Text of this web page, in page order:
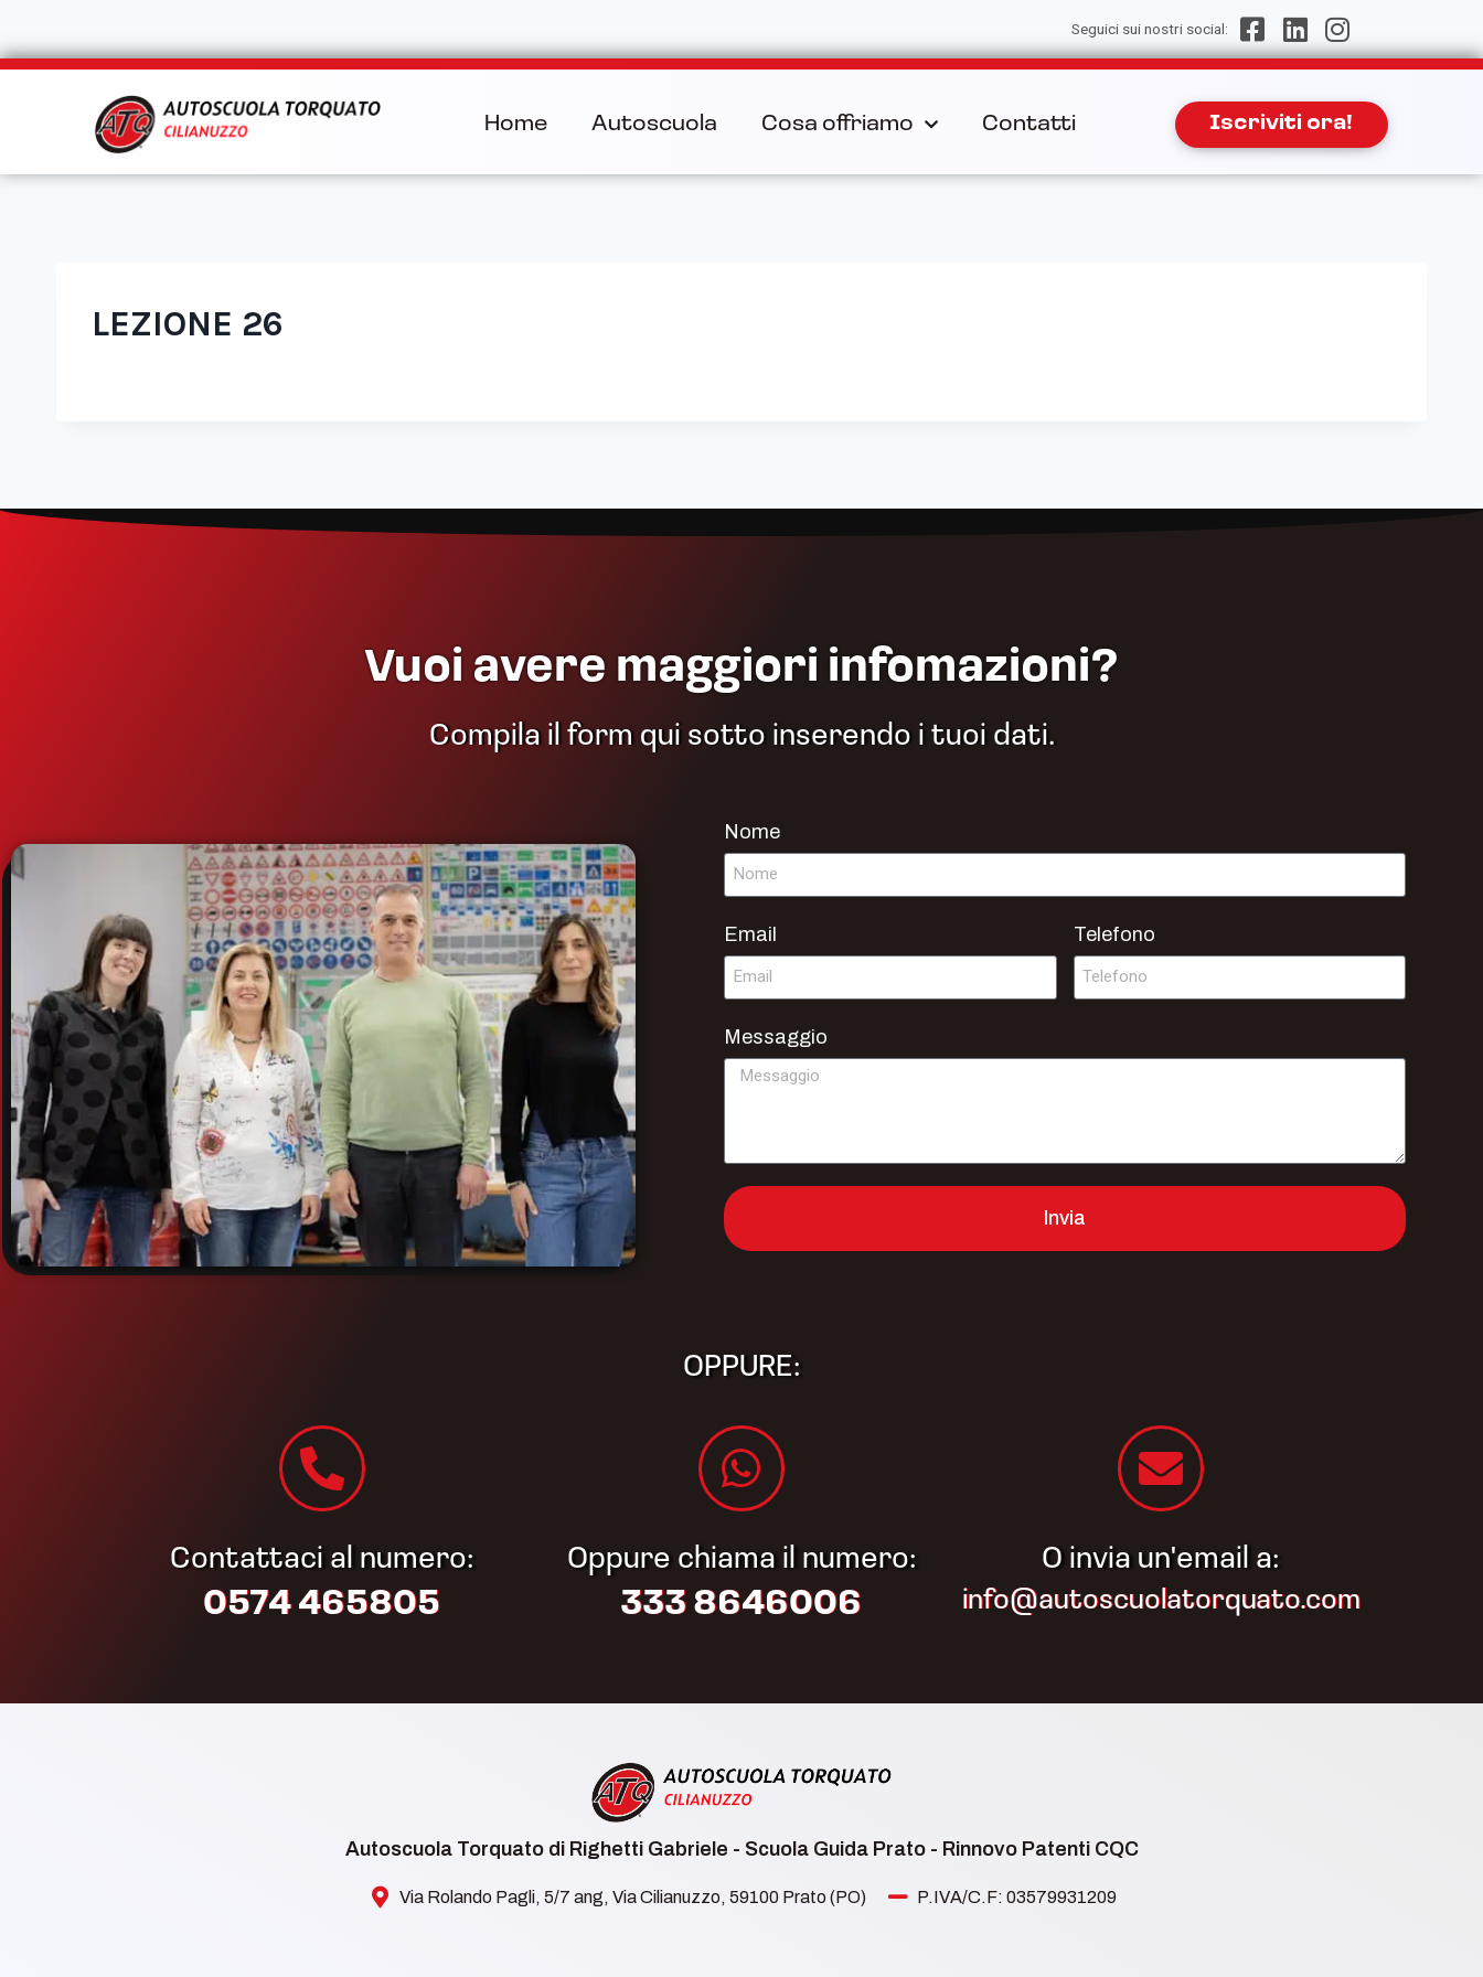
Seguici sui nostri social:
Home Autoscuola Cosa offriamo Contatti Iscriviti ora!
LEZIONE 26
Vuoi avere maggiori infomazioni?
Compila il form qui sotto inserendo i tuoi dati.
Nome
Email Telefono
Messaggio
Invia
OPPURE:
Contattaci al numero:
0574 465805​
Oppure chiama il numero:
333 8646006
O invia un'email a:
info@autoscuolatorquato.com
Autoscuola Torquato di Righetti Gabriele - Scuola Guida Prato - Rinnovo Patenti CQC
Via Rolando Pagli, 5/7 ang, Via Cilianuzzo, 59100 Prato (PO) P.IVA/C.F: 03579931209